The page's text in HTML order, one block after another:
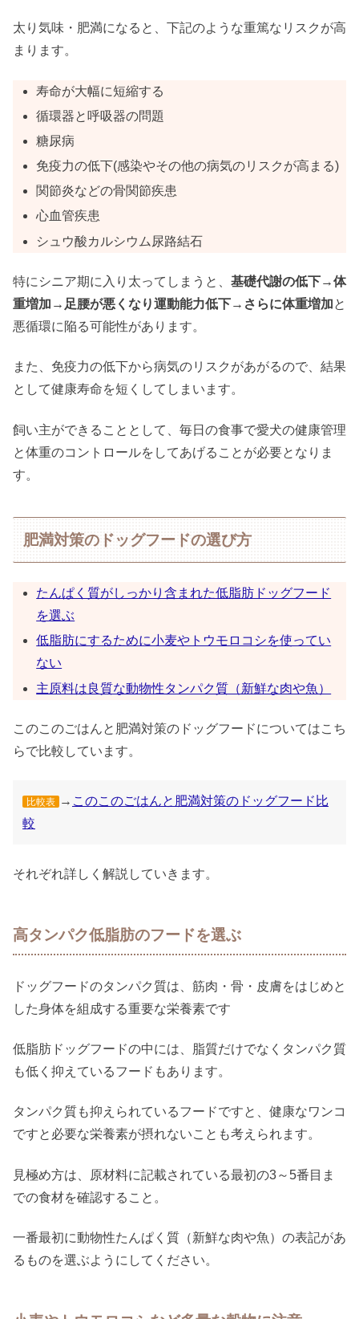
太り気味・肥満になると、下記のような重篤なリスクが高
まります。
寿命が大幅に短縮する
循環器と呼吸器の問題
糖尿病
免疫力の低下(感染やその他の病気のリスクが高まる)
関節炎などの骨関節疾患
心血管疾患
シュウ酸カルシウム尿路結石
特にシニア期に入り太ってしまうと、 基礎代謝の低下→体
重増加→足腰が悪くなり運動能力低下→さらに体重増加と
悪循環に陥る可能性があります。
また、免疫力の低下から病気のリスクがあがるので、結果
として健康寿命を短くしてしまいます。
飼い主ができることとして、毎日の食事で愛犬の健康管理
と体重のコントロールをしてあげることが必要となりま
す。
肥満対策のドッグフードの選び方
たんぱく質がしっかり含まれた低脂肪ドッグフード
を選ぶ
低脂肪にするために小麦やトウモロコシを使ってい
ない
主原料は良質な動物性タンパク質（新鮮な肉や魚）
このこのごはんと肥満対策のドッグフードについてはこち
らで比較しています。
比較表 → このこのごはんと肥満対策のドッグフード比
較
それぞれ詳しく解説していきます。
高タンパク低脂肪のフードを選ぶ
ドッグフードのタンパク質は、筋肉・骨・皮膚をはじめと
した身体を組成する重要な栄養素です
低脂肪ドッグフードの中には、脂質だけでなくタンパク質
も低く抑えているフードもあります。
タンパク質も抑えられているフードですと、健康なワンコ
ですと必要な栄養素が摂れないことも考えられます。
見極め方は、原材料に記載されている最初の3～5番目ま
での食材を確認すること。
一番最初に動物性たんぱく質（新鮮な肉や魚）の表記があ
るものを選ぶようにしてください。